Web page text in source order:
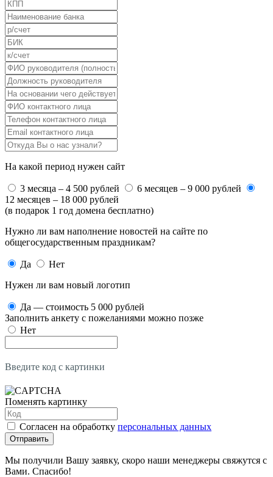
На какой период нужен сайт
3 месяца – 4 500 рублей
6 месяцев – 9 000 рублей
12 месяцев – 18 000 рублей
(в подарок 1 год домена бесплатно)
Нужно ли вам наполнение новостей на сайте по
общегосударственным праздникам?
Да
Нет
Нужен ли вам новый логотип
Да — стоимость 5 000 рублей
Заполнить анкету с пожеланиями можно позже
Нет
Введите код с картинки
Поменять картинку
Согласен на обработку персональных данных
Отправить
Мы получили Вашу заявку, скоро наши менеджеры свяжутся с
Вами. Спасибо!